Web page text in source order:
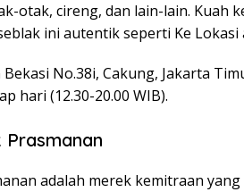
otak, cireng, dan lain-lain. Kuah
ini autentik seperti Ke Lokasi
Bekasi No.38i, Cakung, Jakarta
hari (12.30-20.00 WIB).
adalah merek kemitraan